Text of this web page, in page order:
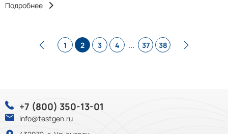
Подробнее
1 2 3 4 ... 37 38
+7 (800) 350-13-01
info@testgen.ru